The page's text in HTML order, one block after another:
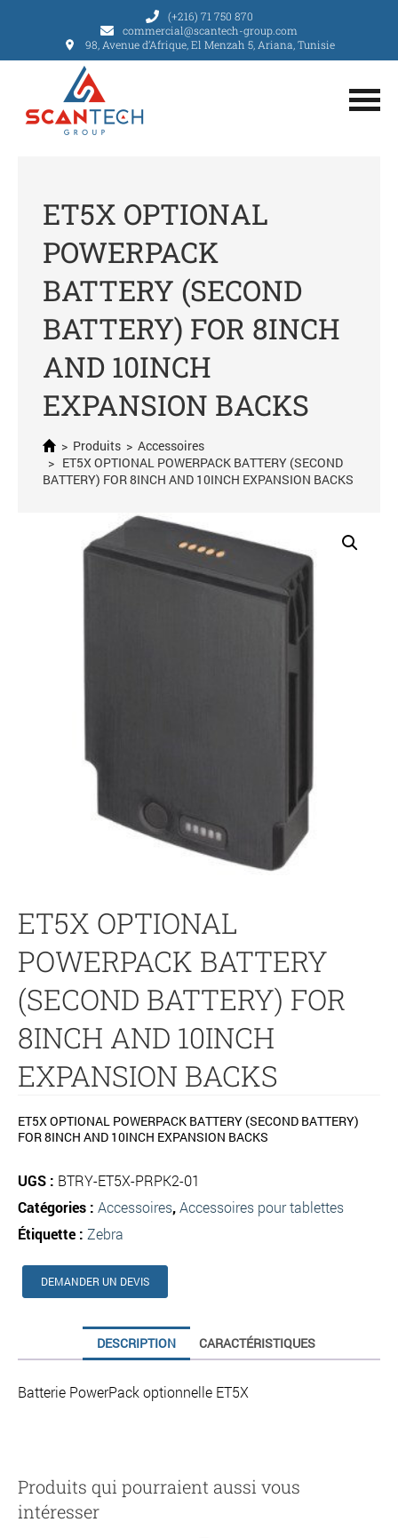
(+216) 71 750 870
commercial@scantech-group.com
98, Avenue d’Afrique, El Menzah 5, Ariana, Tunisie
ET5X OPTIONAL
POWERPACK
BATTERY (SECOND
BATTERY) FOR 8INCH
AND 10INCH
EXPANSION BACKS
> Produits > Accessoires
> ET5X OPTIONAL POWERPACK BATTERY (SECOND
BATTERY) FOR 8INCH AND 10INCH EXPANSION BACKS
ET5X OPTIONAL
POWERPACK BATTERY
(SECOND BATTERY) FOR
8INCH AND 10INCH
EXPANSION BACKS
ET5X OPTIONAL POWERPACK BATTERY (SECOND BATTERY)
FOR 8INCH AND 10INCH EXPANSION BACKS
UGS : BTRY-ET5X-PRPK2-01
Catégories : Accessoires,Accessoires pour tablettes
Étiquette : Zebra
DEMANDER UN DEVIS
DESCRIPTION CARACTÉRISTIQUES
Batterie PowerPack optionnelle ET5X
Produits qui pourraient aussi vous
intéresser